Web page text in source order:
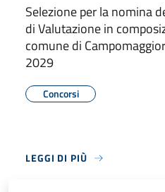
Selezione per la nomina
di Valutazione in
comune di
2029
Concorsi
LEGGI DI PIÙ